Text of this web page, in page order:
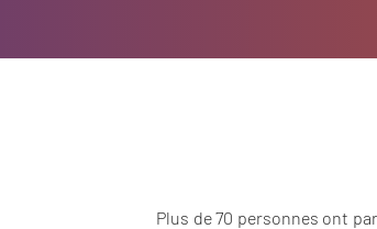
Plus de 70 personnes ont